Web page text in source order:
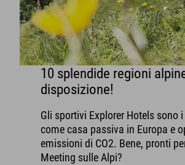
10 splendide regioni
disposizione!
Gli sportivi Explorer Hotels sono
come casa passiva in Europa e
emissioni di CO2. Bene, pronti
Meeting sulle Alpi?